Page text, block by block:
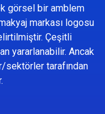
görsel bir amblem
markası logosu
Çeşitli
yararlanabilir. Ancak
tarafından